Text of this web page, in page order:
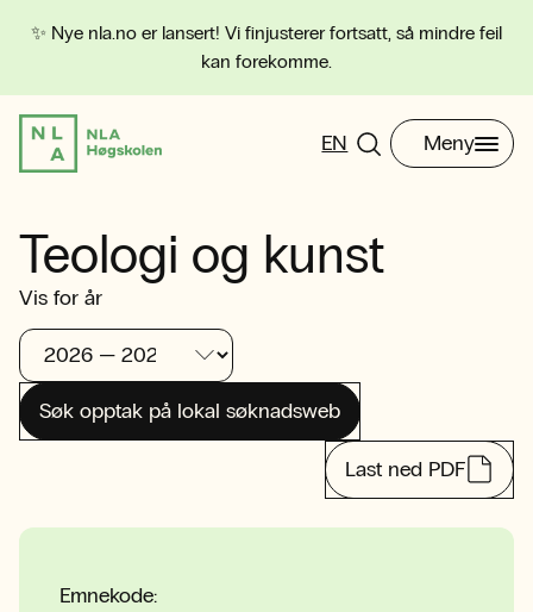
✨ Nye nla.no er lansert! Vi finjusterer fortsatt, så mindre feil
kan forekomme.
EN Meny
Teologi og kunst
Vis for år
Søk opptak på lokal søknadsweb
Last ned PDF
Emnekode: